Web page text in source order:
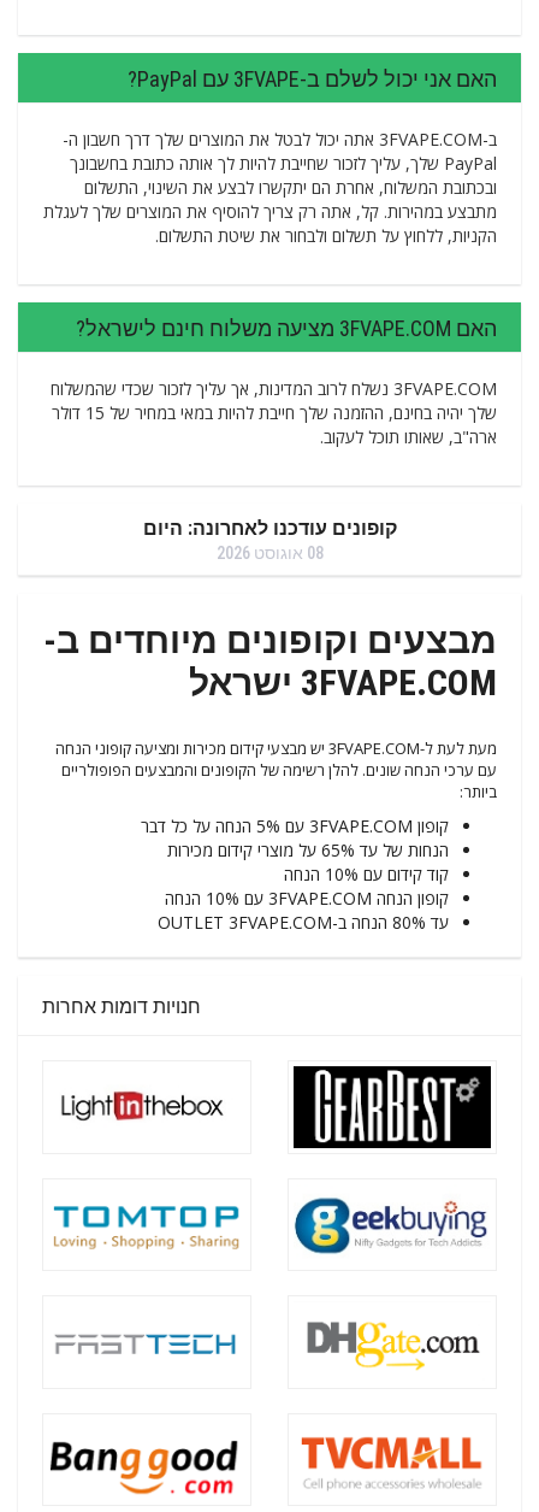
האם אני יכול לשלם ב-3FVAPE עם PayPal?
ב-3FVAPE.COM אתה יכול לבטל את המוצרים שלך דרך חשבון ה-
PayPal שלך, עליך לזכור שחייבת להיות לך אותה כתובת בחשבונך
ובכתובת המשלוח, אחרת הם יתקשרו לבצע את השינוי, התשלום
מתבצע במהירות. קל, אתה רק צריך להוסיף את המוצרים שלך לעגלת
הקניות, ללחוץ על תשלום ולבחור את שיטת התשלום.
האם 3FVAPE.COM מציעה משלוח חינם לישראל?
3FVAPE.COM נשלח לרוב המדינות, אך עליך לזכור שכדי שהמשלוח
שלך יהיה בחינם, ההזמנה שלך חייבת להיות במאי במחיר של 15 דולר
ארה"ב, שאותו תוכל לעקוב.
קופונים עודכנו לאחרונה: היום
08 אוגוסט 2026
מבצעים וקופונים מיוחדים ב-
3FVAPE.COM ישראל
מעת לעת ל-3FVAPE.COM יש מבצעי קידום מכירות ומציעה קופוני הנחה
עם ערכי הנחה שונים. להלן רשימה של הקופונים והמבצעים הפופולריים
ביותר:
קופון 3FVAPE.COM עם 5% הנחה על כל דבר
הנחות של עד 65% על מוצרי קידום מכירות
קוד קידום עם 10% הנחה
קופון הנחה 3FVAPE.COM עם 10% הנחה
עד 80% הנחה ב-OUTLET 3FVAPE.COM
חנויות דומות אחרות